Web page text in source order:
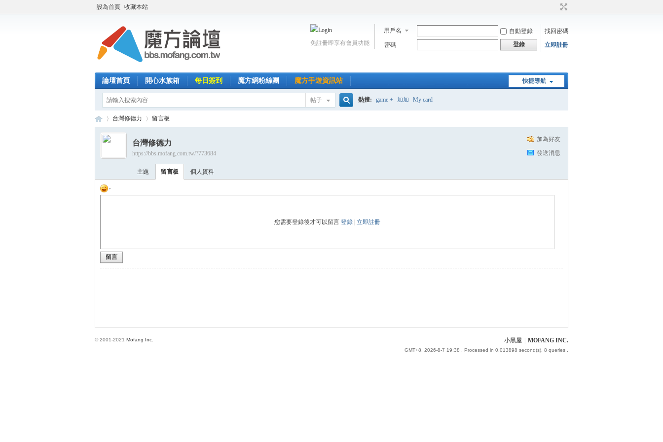
設為首頁 收藏本站
用戶名 自動登錄
找回密碼
密碼
登錄 立即註冊
免註冊即享有會員功能
快捷導航
論壇首頁 開心水族箱 每日簽到 魔方網粉絲團 魔方手遊資訊站
帖子 熱搜: game + 加加 My card
›
台灣修德力 留言板
加為好友
發送消息
台灣修德力
https://bbs.mofang.com.tw/?773684
主題 留言板 個人資料
您需要登錄後才可以留言登錄 |立即註冊
留言
小黑屋 MOFANG INC.
GMT+8, 2026-8-7 19:38 , Processed in 0.013898 second(s), 8 queries .
© 2001-2021 Mofang Inc.